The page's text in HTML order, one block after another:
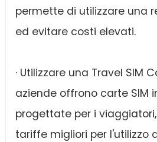
permette di utilizzare una
ed evitare costi elevati.
· Utilizzare una Travel SIM
aziende offrono carte SIM
progettate per i
tariffe migliori per l'utilizzo